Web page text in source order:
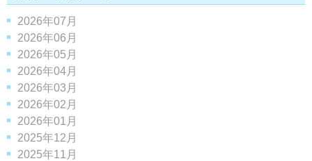
2026年07月
2026年06月
2026年05月
2026年04月
2026年03月
2026年02月
2026年01月
2025年12月
2025年11月